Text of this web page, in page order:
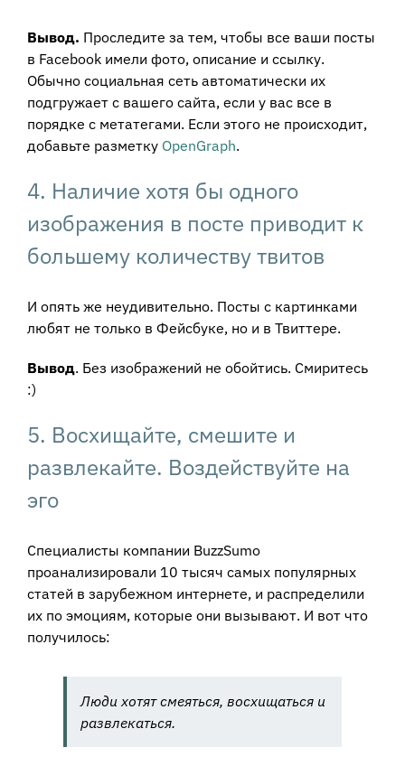
Вывод. Проследите за тем, чтобы все ваши посты
в Facebook имели фото, описание и ссылку.
Обычно социальная сеть автоматически их
подгружает с вашего сайта, если у вас все в
порядке с метатегами. Если этого не происходит,
добавьте разметку OpenGraph.
4. Наличие хотя бы одного
изображения в посте приводит к
большему количеству твитов
И опять же неудивительно. Посты с картинками
любят не только в Фейсбуке, но и в Твиттере.
Вывод. Без изображений не обойтись. Смиритесь
:)
5. Восхищайте, смешите и
развлекайте. Воздействуйте на
эго
Специалисты компании BuzzSumo
проанализировали 10 тысяч самых популярных
статей в зарубежном интернете, и распределили
их по эмоциям, которые они вызывают. И вот что
получилось:
Люди хотят смеяться, восхищаться и
развлекаться.